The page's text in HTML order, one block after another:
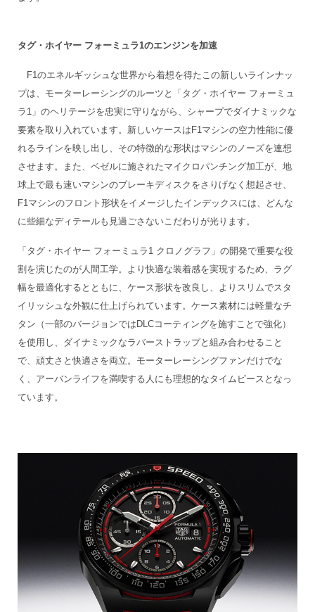
タグ・ホイヤー フォーミュラ1のエンジンを加速
F1のエネルギッシュな世界から着想を得たこの新しいラインナッ
プは、モーターレーシングのルーツと「タグ・ホイヤー フォーミュ
ラ1」のヘリテージを忠実に守りながら、シャープでダイナミックな
要素を取り入れています。新しいケースはF1マシンの空力性能に優
れるラインを映し出し、その特徴的な形状はマシンのノーズを連想
させます。また、ベゼルに施されたマイクロパンチング加工が、地
球上で最も速いマシンのブレーキディスクをさりげなく想起させ、
F1マシンのフロント形状をイメージしたインデックスには、どんな
に些細なディテールも見過ごさないこだわりが光ります。
「タグ・ホイヤー フォーミュラ1 クロノグラフ」の開発で重要な役
割を演じたのが人間工学。より快適な装着感を実現するため、ラグ
幅を最適化するとともに、ケース形状を改良し、よりスリムでスタ
イリッシュな外観に仕上げられています。ケース素材には軽量なチ
タン（一部のバージョンではDLCコーティングを施すことで強化）
を使用し、ダイナミックなラバーストラップと組み合わせること
で、頑丈さと快適さを両立。モーターレーシングファンだけでな
く、アーバンライフを満喫する人にも理想的なタイムピースとなっ
ています。